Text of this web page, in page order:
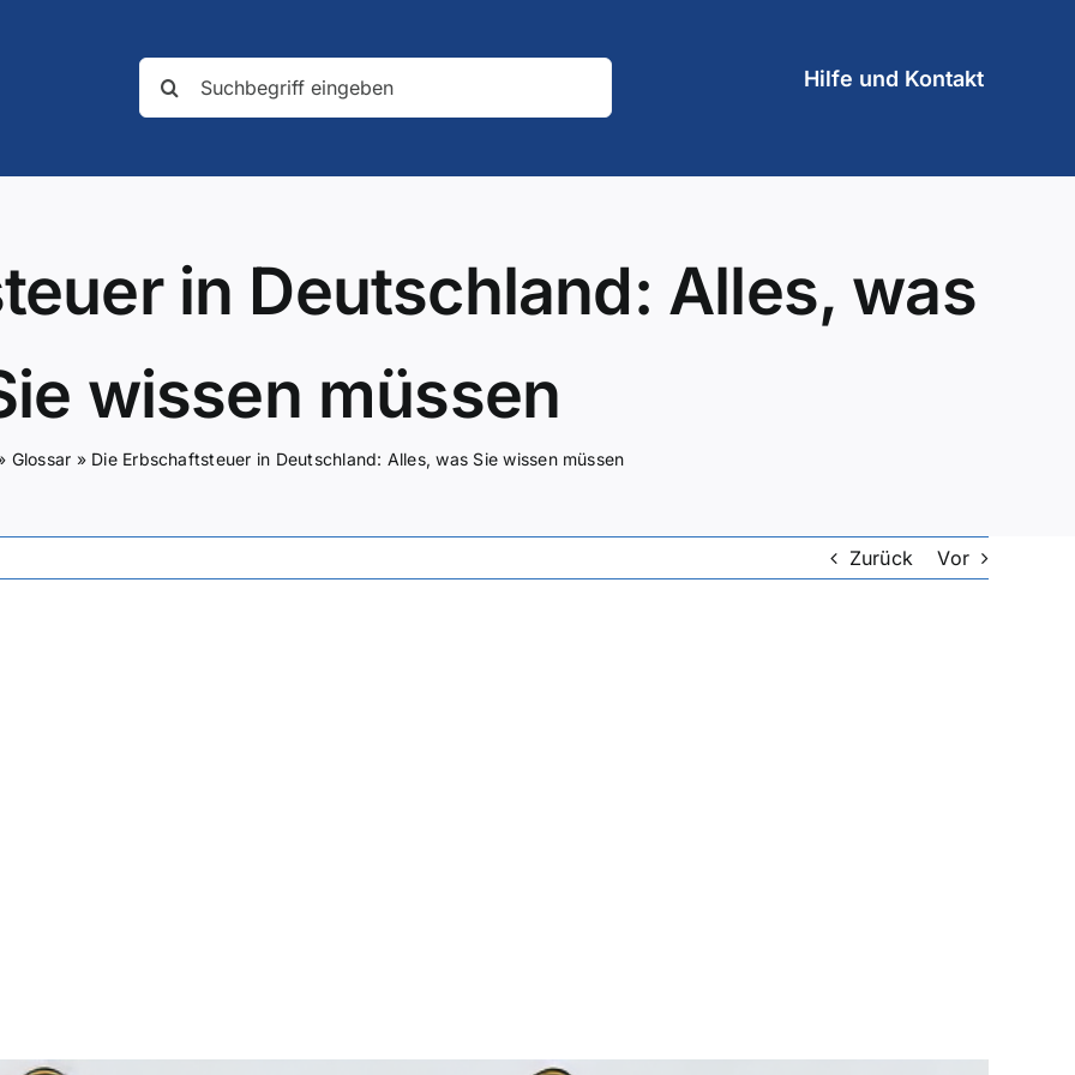
Suche
nach:
Hilfe und Kontakt
in Deutschland: Alles, was
wissen müssen
Glossar » Die Erbschaftsteuer in Deutschland: Alles, was Sie wissen müssen
Zurück Vor